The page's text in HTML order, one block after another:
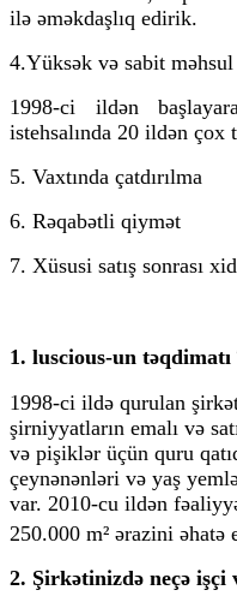
ilə əməkdaşlıq edirik.
4.Yüksək və sabit
1998-ci ildən
istehsalında 20 ildən
5. Vaxtında çatdırılma
6. Rəqabətli qiymət
7. Xüsusi satış sonrası
1. luscious-un təqdimatı
1998-ci ildə qurulan
şirniyyatların emalı və
və pişiklər üçün quru
çeynənənləri və yaş
var. 2010-cu ildən
250.000 m² ərazini əhatə
2. Şirkətinizdə neçə işçi